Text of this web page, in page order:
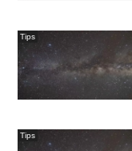
Tips
Tips